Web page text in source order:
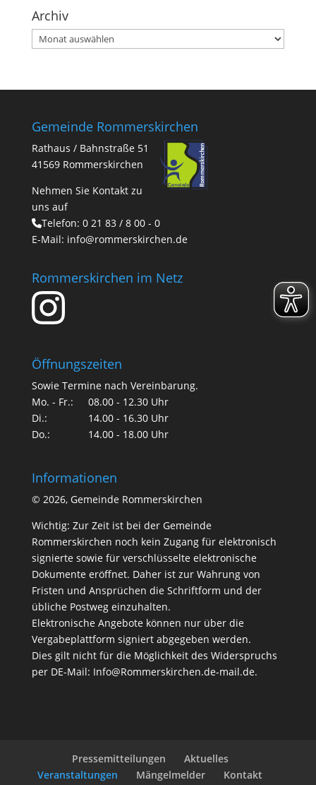
Archiv
Archiv
Gemeinde Rommerskirchen
Rathaus / Bahnstraße 51
41569 Rommerskirchen
Nehmen Sie Kontakt zu
uns auf
Telefon: 0 21 83 / 8 00 - 0
E-Mail: info@rommerskirchen.de
Rommerskirchen im Netz
Öffnungszeiten
Sowie Termine nach Vereinbarung.
Mo. - Fr.:
08.00 - 12.30 Uhr
Di.:
14.00 - 16.30 Uhr
Do.:
14.00 - 18.00 Uhr
Informationen
© 2026, Gemeinde Rommerskirchen
Wichtig: Zur Zeit ist bei der Gemeinde
Rommerskirchen noch kein Zugang für elektronisch
signierte sowie für verschlüsselte elektronische
Dokumente eröffnet. Daher ist zur Wahrung von
Fristen und Ansprüchen die Schriftform und der
übliche Postweg einzuhalten.
Elektronische Angebote können nur über die
Vergabeplattform signiert abgegeben werden.
Dies gilt nicht für die Möglichkeit des Widerspruchs
per DE-Mail: Info@Rommerskirchen.de-mail.de.
Pressemitteilungen
Aktuelles
Veranstaltungen
Mängelmelder
Kontakt